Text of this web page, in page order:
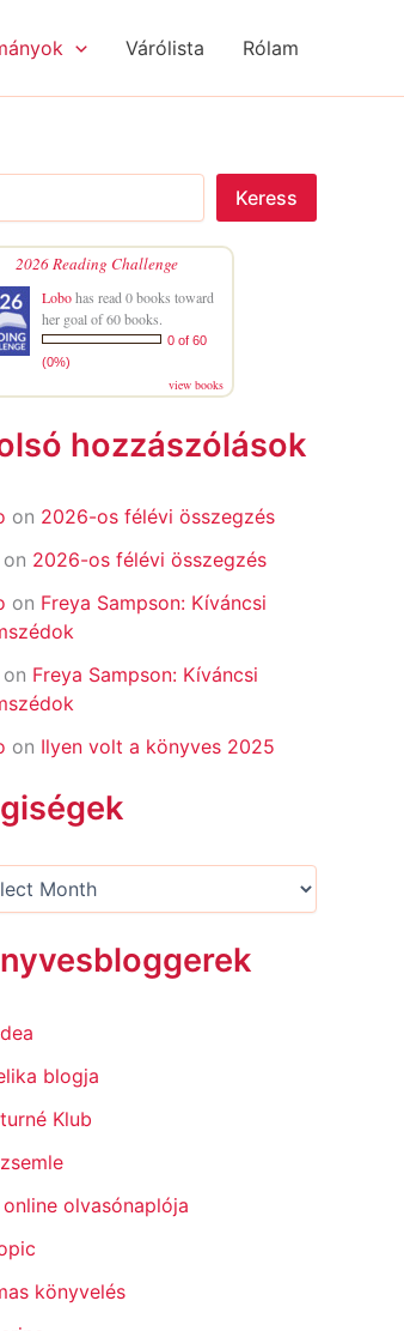
Várólista Rólam
Keress
2026 Reading Challenge
Lobohas read 0 books toward
her goal of 60 books.
0 of 60
(0%)
view books
hozzászólások
on 2026-os félévi összegzés
on 2026-os félévi összegzés
on Freya Sampson: Kíváncsi
on Freya Sampson: Kíváncsi
on Ilyen volt a könyves 2025
blogja
Klub
olvasónaplója
könyvelés